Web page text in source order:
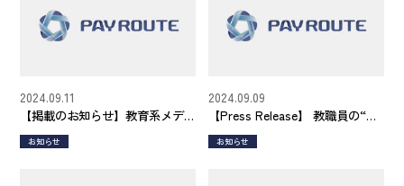
【掲載のお知らせ】教育系メデ
ィア「ICT教育ニュース」にお取
り上げいただきました。
2024.09.11
お知らせ
【Press Release】 教職員の“定
額働かせ放題”問題の解消や集金
のトラブルを防ぐ部活動管理シ
2024.09.09
お知らせ